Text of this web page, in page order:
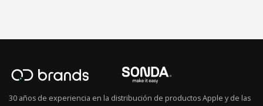
30 años de experiencia en la distribución de productos Apple y de las